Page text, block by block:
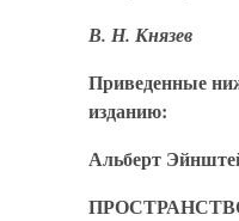
В. Н. Князев
Приведенные
изданию:
Альберт